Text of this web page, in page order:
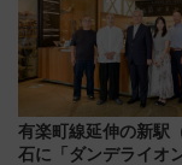
有楽町線延伸の新駅
石に「ダンデライオ